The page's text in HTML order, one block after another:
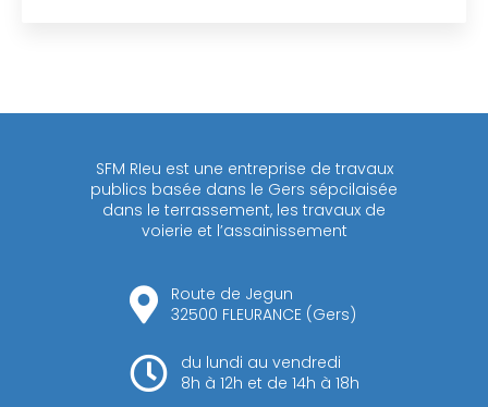
SFM RIeu est une entreprise de travaux
publics basée dans le Gers sépcilaisée
dans le terrassement, les travaux de
voierie et l’assainissement
Route de Jegun
32500 FLEURANCE (Gers)
du lundi au vendredi
8h à 12h et de 14h à 18h